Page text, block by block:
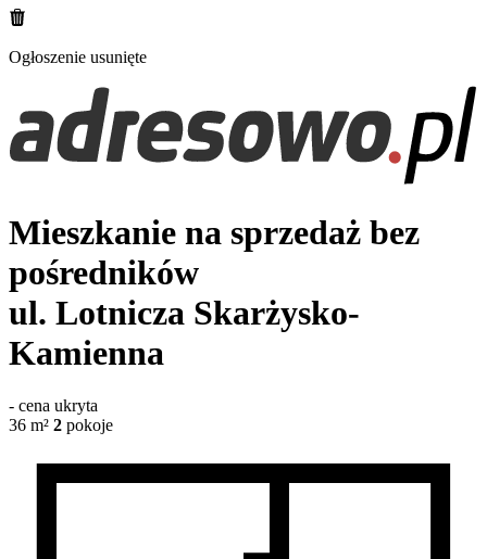
Ogłoszenie usunięte
Mieszkanie na sprzedaż bez
pośredników
ul. Lotnicza Skarżysko-
Kamienna
- cena ukryta
36 m² 2 pokoje